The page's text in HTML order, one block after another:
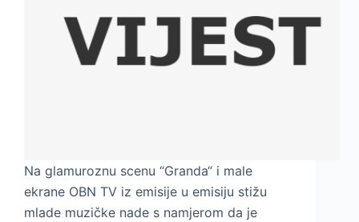
Na glamuroznu scenu “Granda“ i male
ekrane OBN TV iz emisije u emisiju stižu
mlade muzičke nade s namjerom da je